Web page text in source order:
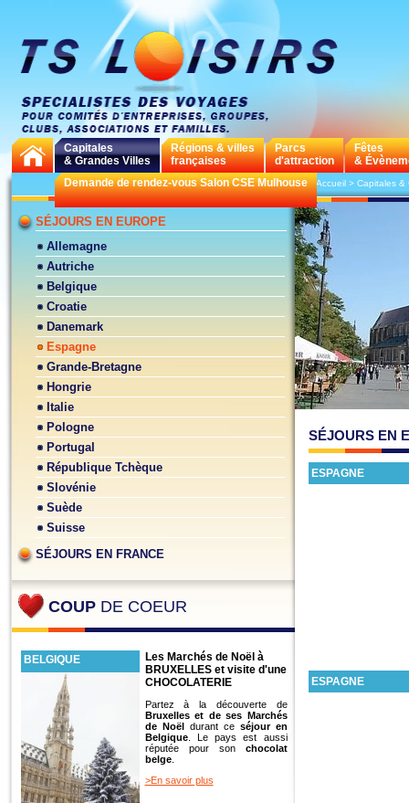
Capitales
& Grandes Villes
Régions & villes
françaises
Parcs
d'attraction
Fêtes
&
Demande de rendez-vous Salon CSE Mulhouse
SÉJOURS EN EUROPE
Allemagne
Autriche
Belgique
Croatie
Danemark
Espagne
Grande-Bretagne
Hongrie
Italie
Pologne
Portugal
République Tchèque
Slovénie
Suède
Suisse
SÉJOURS EN FRANCE
COUP DE COEUR
BELGIQUE
Les Marchés de Noël à
BRUXELLES et visite d'une
CHOCOLATERIE
Partez à la découverte de
Bruxelles et de ses Marchés
de Noëldurant ce séjour en
Belgique. Le pays est aussi
réputée pour son chocolat
belge.
>En savoir plus
>Accueil> Capitales &
SÉJOURS EN
ESPAGNE
ESPAGNE